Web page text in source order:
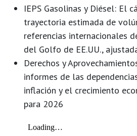
IEPS Gasolinas y Diésel: El
trayectoria estimada de
referencias internacionales
del Golfo de EE.UU.,
Derechos y
informes de las
inflación y el crecimiento
para 2026